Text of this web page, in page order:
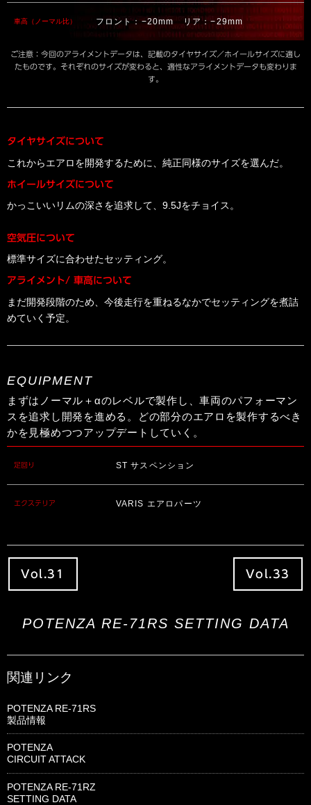
車高（ノーマル比） フロント：−20mm リア：−29mm
ご注意：今回のアライメントデータは、記載のタイヤサイズ／ホイールサイズに適し
たものです。それぞれのサイズが変わると、適性なアライメントデータも変わりま
す。
タイヤサイズについて
これからエアロを開発するために、純正同様のサイズを選んだ。
ホイールサイズについて
かっこいいリムの深さを追求して、9.5Jをチョイス。
空気圧について
標準サイズに合わせたセッティング。
アライメント/ 車高について
まだ開発段階のため、今後走行を重ねるなかでセッティングを煮詰
めていく予定。
EQUIPMENT
まずはノーマル＋αのレベルで製作し、車両のパフォーマン
スを追求し開発を進める。どの部分のエアロを製作するべき
かを見極めつつアップデートしていく。
足回り ST サスペンション
エクステリア VARIS エアロパーツ
Vol.31 Vol.33
POTENZA RE-71RS SETTING DATA
関連リンク
POTENZA RE-71RS
製品情報
POTENZA
CIRCUIT ATTACK
POTENZA RE-71RZ
SETTING DATA